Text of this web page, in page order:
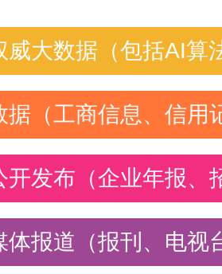
威大数据（包括AI算
据（工商信息、信用
开发布（企业年报、
体报道（报刊、电视